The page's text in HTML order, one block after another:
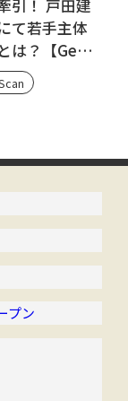
引！ 戸田建
て若手主体
は？【Geo